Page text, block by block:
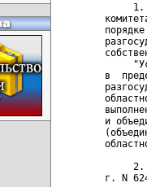
в
и
г. N